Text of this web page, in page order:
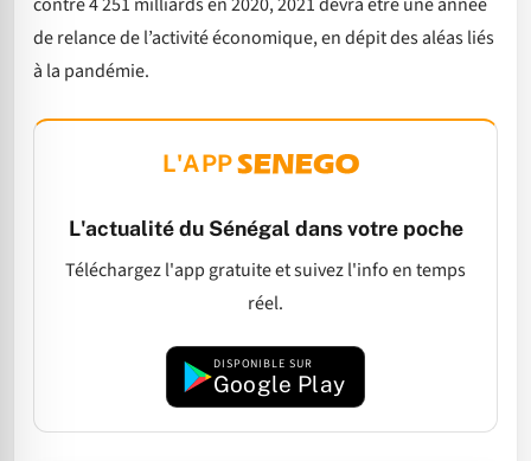
de relance de l’activité économique, en dépit des aléas liés
à la pandémie.
L'APP
L'actualité du Sénégal dans votre poche
Téléchargez l'app gratuite et suivez l'info en temps
réel.
DISPONIBLE SUR
Google Play